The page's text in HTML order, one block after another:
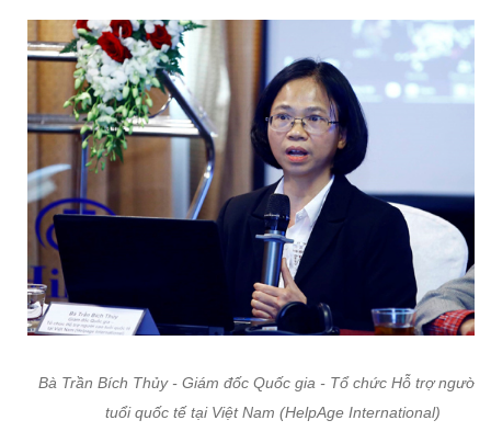
Bà Trần Bích Thủy - Giám đốc Quốc gia - Tổ chức Hỗ trợ người
tuổi quốc tế tại Việt Nam (HelpAge International)